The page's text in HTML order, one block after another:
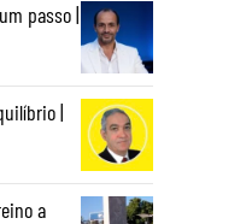
passo |
|
a